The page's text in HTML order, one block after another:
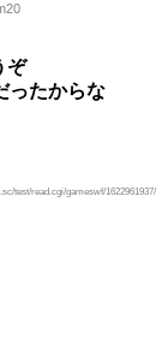
ぞ
ったからな
test/read.cgi/gameswf/1622961937/